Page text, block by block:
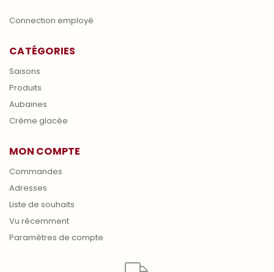
Connection employé
CATÉGORIES
Saisons
Produits
Aubaines
Crème glacée
MON COMPTE
Commandes
Adresses
Liste de souhaits
Vu récemment
Paramètres de compte